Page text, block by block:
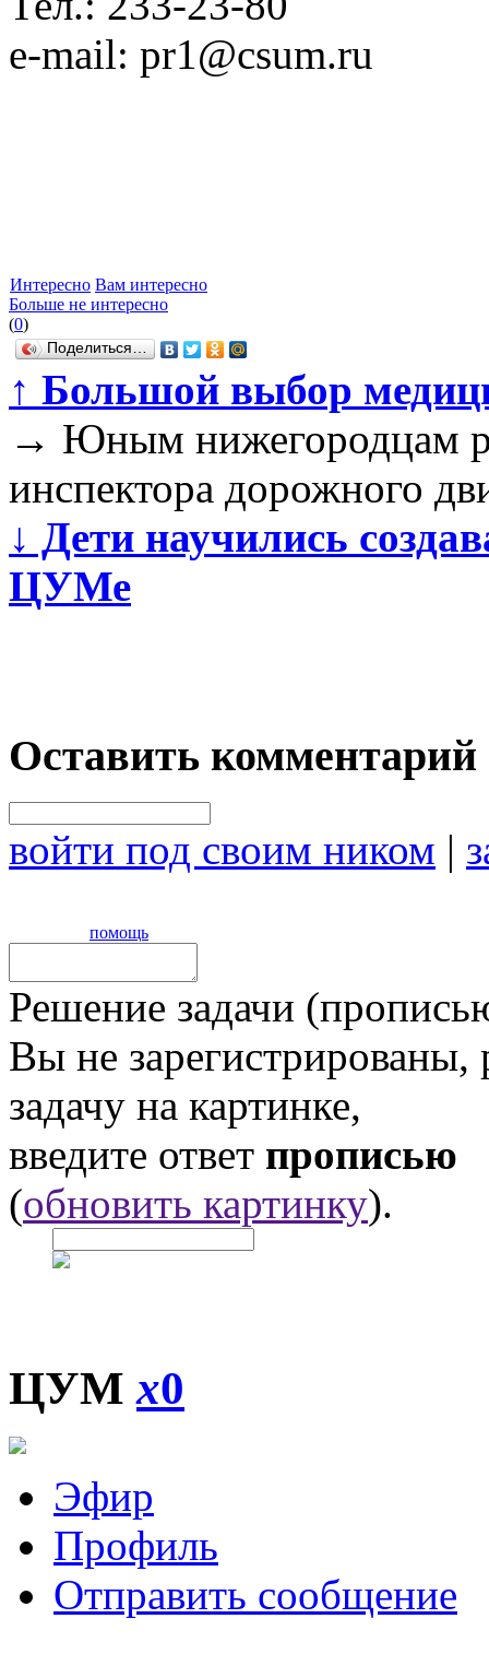
e-mail: pr1@csum.ru
Интересно Вам интересно
Больше не интересно
(0)
Поделиться…
↑ Большой выбор
→ Юным нижегородцам
инспектора дорожного
↓ Дети научились
ЦУМе
Оставить комментарий
войти под своим ником |
помощь
Решение задачи
Вы не
задачу на картинке,
введите ответ прописью
(обновить картинку).
ЦУМx0
Эфир
Профиль
Отправить сообщение